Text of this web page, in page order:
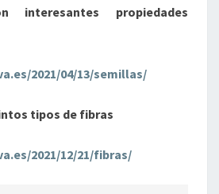
interesantes propiedades
2021/04/13/semillas/
tipos de fibras
2021/12/21/fibras/